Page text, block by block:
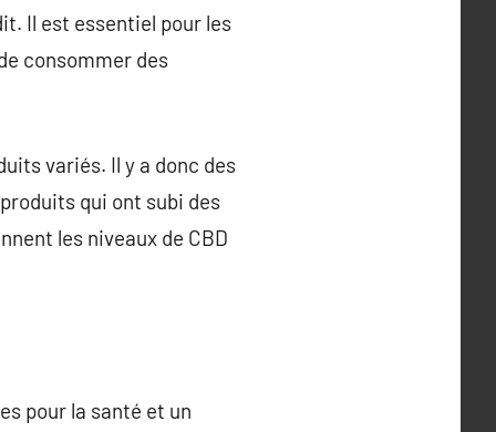
Il est essentiel pour les
consommer des
variés. Il y a donc des
qui ont subi des
les niveaux de CBD
pour la santé et un